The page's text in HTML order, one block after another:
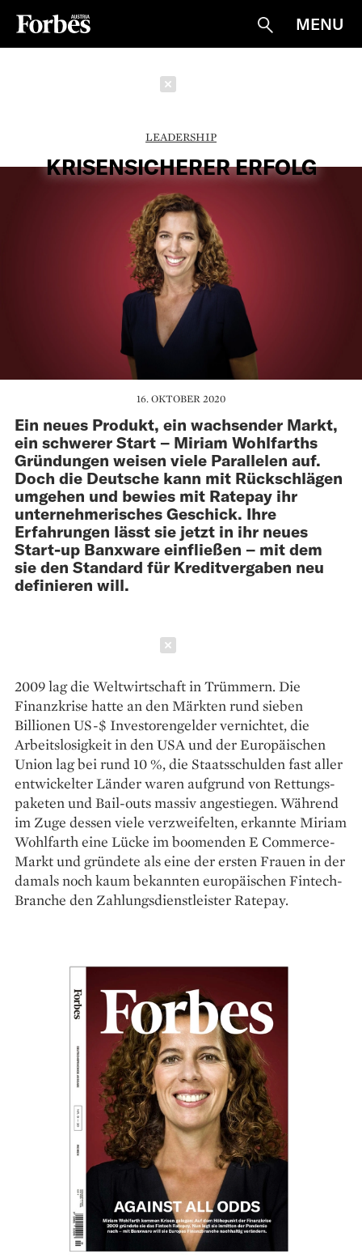
Suche
MENU
LEADERSHIP
KRISENSICHERER ERFOLG
16. OKTOBER 2020
Ein neues Produkt, ein wachsender Markt,
ein schwerer Start – Miriam Wohlfarths
Gründungen weisen viele Parallelen auf.
Doch die Deutsche kann mit Rückschlägen
umgehen und bewies mit Ratepay ihr
unternehmerisches Geschick. Ihre
Erfahrungen lässt sie jetzt in ihr neues
Start-up Banxware einfließen – mit dem
sie den Standard für Kreditvergaben neu
definieren will.
2009 lag die Weltwirtschaft in Trümmern. Die
Finanzkrise hatte an den Märkten rund sieben
Billionen US-$ Investoren­gelder vernichtet, die
Arbeitslosigkeit in den USA und der Europäischen
Union lag bei rund 10 %, die Staatsschulden fast aller
ent­wickelter Länder waren aufgrund von Rettungs­
paketen und Bail-outs massiv angestiegen. Während
im Zuge dessen viele verzweifelten, erkannte Miriam
Wohlfarth eine Lücke im boomenden E Commerce-
Markt und gründete als eine der ersten Frauen in der
damals noch kaum bekannten europäischen Fintech-
Branche den Zahlungsdienstleister Ratepay.